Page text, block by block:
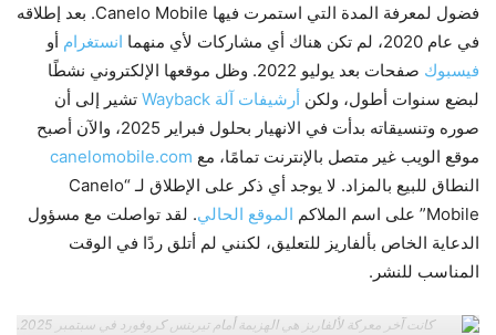
فضول لمعرفة المدة التي استمرت فيها Canelo Mobile. بعد إطلاقه
في عام 2020، لم تكن هناك أي مشاركات لأي منهما
انستغرام أو
فيسبوك
صفحات بعد يوليو 2022. وظل موقعها الإلكتروني نشطًا
لبضع سنوات أطول، ولكن أرشيفات آلة Wayback
تشير إلى أن
صوره وتنسيقاته بدأت في الانهيار بحلول فبراير 2025، والآن أصبح
موقع الويب غير متصل بالإنترنت تمامًا، مع canelomobile.com
النطاق للبيع بالمزاد. لا يوجد أي ذكر على الإطلاق لـ “Canelo
Mobile” على اسم الملاكم
الموقع الحالي. لقد تواصلت مع مسؤول
الدعاية الخاص بألفاريز للتعليق، لكنني لم أتلق ردًا في الوقت
المناسب للنشر.
كانت آخر معركة لألفاريز هي الهزيمة أمام تيرينس كروفورد في سبتمبر 2025.